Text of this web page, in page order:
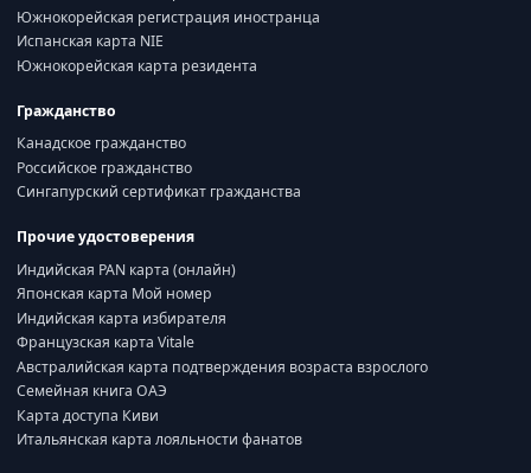
Южнокорейская регистрация иностранца
Испанская карта NIE
Южнокорейская карта резидента
Гражданство
Канадское гражданство
Российское гражданство
Сингапурский сертификат гражданства
Прочие удостоверения
Индийская PAN карта (онлайн)
Японская карта Мой номер
Индийская карта избирателя
Французская карта Vitale
Австралийская карта подтверждения возраста взрослого
Семейная книга ОАЭ
Карта доступа Киви
Итальянская карта лояльности фанатов